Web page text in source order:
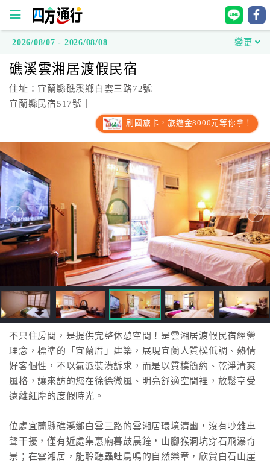
方
通
行
台
灣
訂
房
直
跟
飯
店
訂
房
HOT
特
民
宿
2026/08/07 - 2026/08/08 變更
礁溪雲湘居渡假民宿
住址：宜蘭縣礁溪鄉白雲三路72號
宜蘭縣民宿517號｜
刷國旅卡，旅遊金8000元等你拿！
不只住房間，是提供完整休憩空間！是雲湘居渡假民宿經營
理念，標準的「宜蘭厝」建築，展現宜蘭人質樸低調、熱情
好客個性，不以氣派裝潢訴求，而是以質樸簡約、乾淨清爽
風格，讓來訪的您在徐徐微風、明亮舒適空間裡，放鬆享受
遠離紅塵的度假時光。
位處宜蘭縣礁溪鄉白雲三路的雲湘居環境清幽，沒有吵雜車
聲干擾，僅有近處集惠廟暮鼓晨鐘，山腳猴洞坑穿石飛瀑奇
景；在雲湘居，能聆聽蟲蛙鳥鳴的自然樂章，欣賞白石山崖